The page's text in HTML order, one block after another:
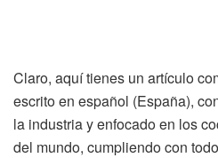
Claro, aquí tienes un artículo
escrito en español (España),
la industria y enfocado en los
del mundo, cumpliendo con